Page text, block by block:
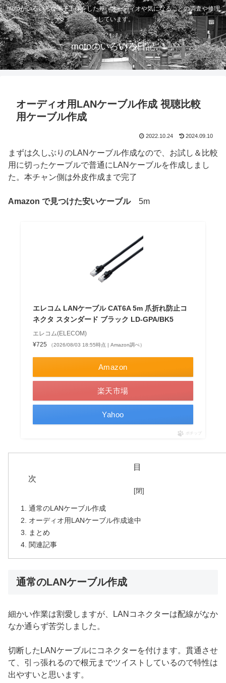
motoがいろいろな電子工作をしたり、オーディオや気になることの調査や修理
をしています。
motoのいろいろ日記
オーディオ用LANケーブル作成 視聴比較
用ケーブル作成
2022.10.24 2024.09.10
まずは久しぶりのLANケーブル作成なので、お試し＆比較
用に切ったケーブルで普通にLANケーブルを作成しまし
た。本チャン側は外皮作成まで完了
Amazon で見つけた安いケーブル5m
エレコム LANケーブル CAT6A 5m 爪折れ防止コ
ネクタ スタンダード ブラック LD-GPA/BK5
エレコム(ELECOM)
¥725
（2026/08/03 18:55時点 | Amazon調べ）
Amazon
楽天市場
Yahoo
ポチップ
目
通常のLANケーブル作成
オーディオ用LANケーブル作成途中
まとめ
関連記事
通常のLANケーブル作成
細かい作業は割愛しますが、LANコネクターは配線がなか
なか通らず苦労しました。
切断したLANケーブルにコネクターを付けます。貫通させ
て、引っ張れるので根元までツイストしているので特性は
出やすいと思います。